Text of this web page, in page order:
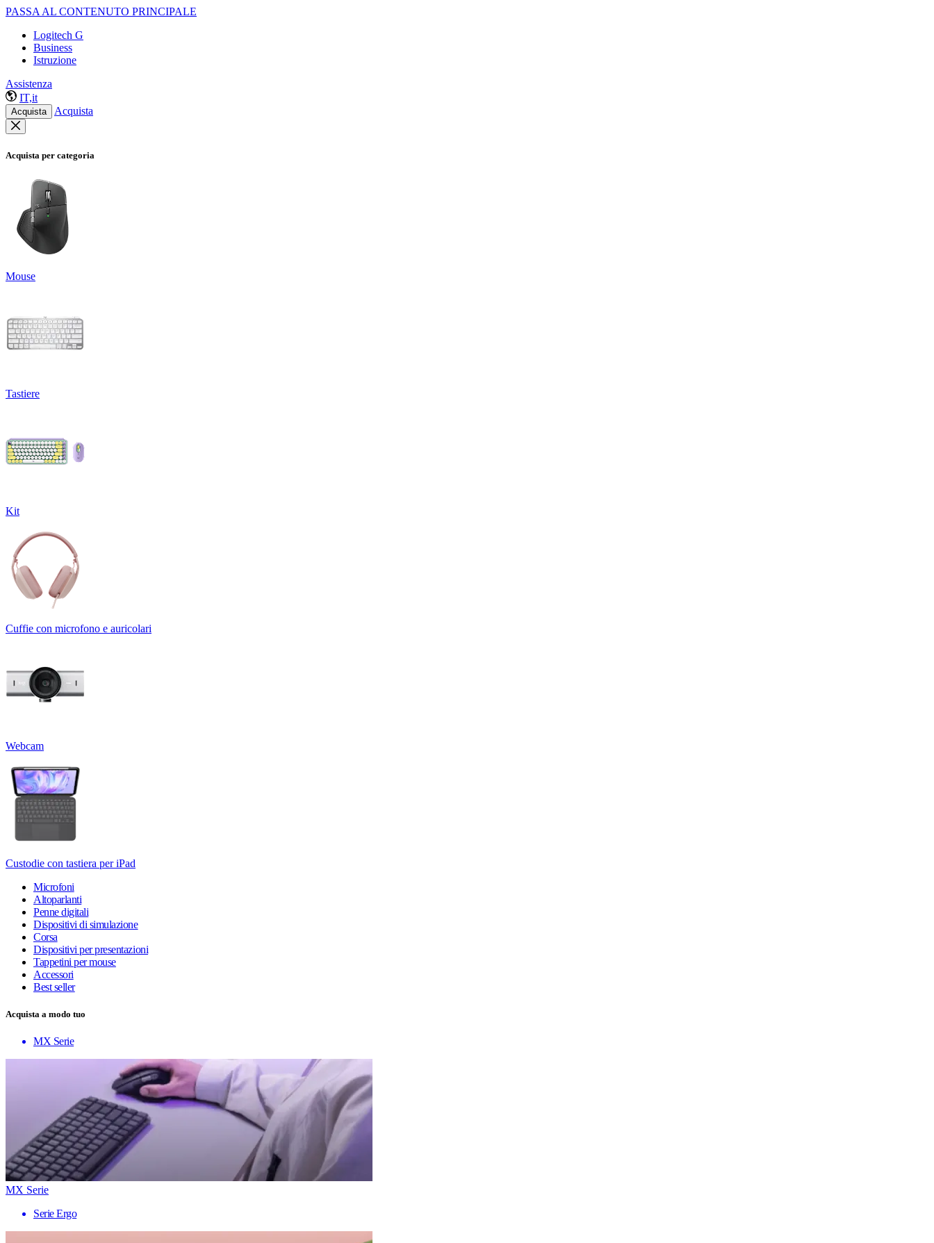
PASSA AL CONTENUTO PRINCIPALE
Logitech G
Business
Istruzione
Assistenza
IT,it
Acquista Acquista
Acquista per categoria
Mouse
Tastiere
Kit
Cuffie con microfono e auricolari
Webcam
Custodie con tastiera per iPad
Microfoni
Altoparlanti
Penne digitali
Dispositivi di simulazione
Corsa
Dispositivi per presentazioni
Tappetini per mouse
Accessori
Best seller
Acquista a modo tuo
MX Serie
MX Serie
Serie Ergo